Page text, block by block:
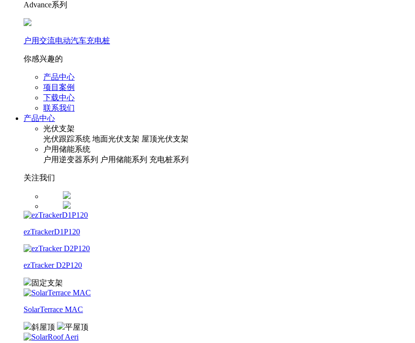
Advance系列
户用交流电动汽车充电桩
你感兴趣的
产品中心
项目案例
下载中心
联系我们
产品中心
光伏支架
光伏跟踪系统 地面光伏支架 屋顶光伏支架
户用储能系统
户用逆变器系列
户用储能系列 充电桩系列
关注我们
ezTrackerD1P120
ezTracker D2P120
固定支架
SolarTerrace MAC
斜屋顶 平屋顶